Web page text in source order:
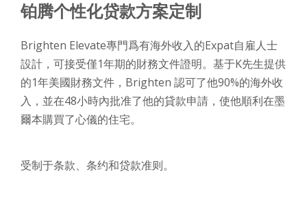
铂腾个性化贷款方案定制
Brighten Elevate專門爲有海外收入的Expat自雇人士
設計，可接受僅1年期的財務文件證明。基于K先生提供
的1年美國財務文件，Brighten 認可了他90%的海外收
入，並在48小時內批准了他的貸款申請，使他順利在墨
爾本購買了心儀的住宅。
受制于条款、条约和贷款准则。